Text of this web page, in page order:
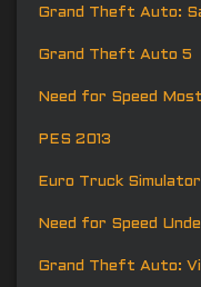
Grand Theft Auto:
Grand Theft Auto 5
Need for Speed
PES 2013
Euro Truck
Need for Speed
Grand Theft Auto: